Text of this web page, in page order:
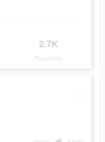
2.7K
Popularity